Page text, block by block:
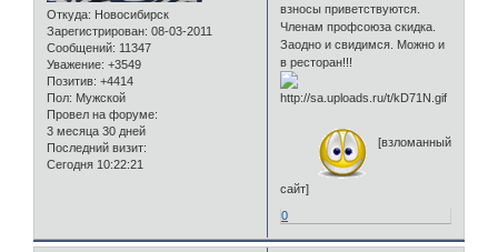
Откуда: Новосибирск
Зарегистрирован: 08-03-2011
Сообщений: 11347
Уважение: +3549
Позитив: +4414
Пол: Мужской
Провел на форуме:
3 месяца 30 дней
Последний визит:
Сегодня 10:22:21
взносы приветствуются.
Членам профсоюза скидка.
Заодно и свидимся. Можно и
в ресторан!!!
[взломанный
сайт]
0